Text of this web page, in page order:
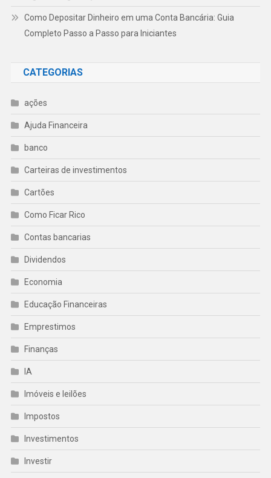
Como Depositar Dinheiro em uma Conta Bancária: Guia
Completo Passo a Passo para Iniciantes
CATEGORIAS
ações
Ajuda Financeira
banco
Carteiras de investimentos
Cartões
Como Ficar Rico
Contas bancarias
Dividendos
Economia
Educação Financeiras
Emprestimos
Finanças
IA
Imóveis e leilões
Impostos
Investimentos
Investir